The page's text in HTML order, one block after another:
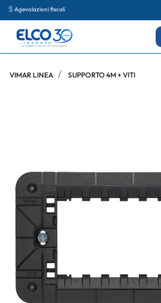
Agevolazioni fiscali
VIMAR LINEA SUPPORTO 4M + VITI